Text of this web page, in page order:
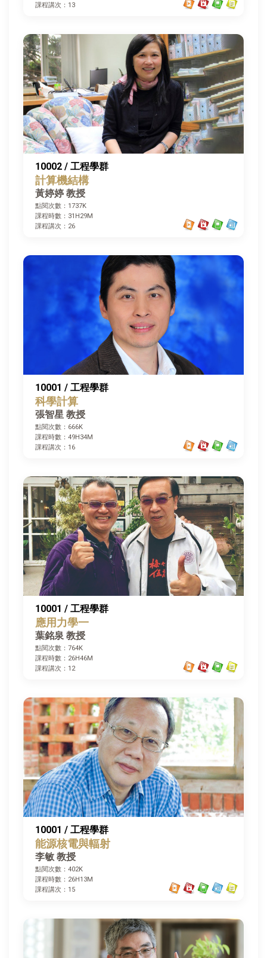
課程講次：13
10002 / 工程學群
計算機結構
黃婷婷 教授
點閱次數：1737K
課程時數：31H29M
課程講次：26
10001 / 工程學群
科學計算
張智星 教授
點閱次數：666K
課程時數：49H34M
課程講次：16
10001 / 工程學群
應用力學一
葉銘泉 教授
點閱次數：764K
課程時數：26H46M
課程講次：12
10001 / 工程學群
能源核電與輻射
李敏 教授
點閱次數：402K
課程時數：26H13M
課程講次：15